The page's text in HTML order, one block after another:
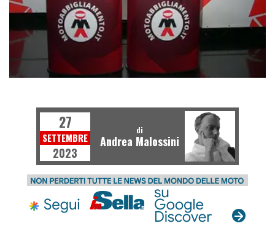
27
SETTEMBRE
2023
di
Andrea Malossini